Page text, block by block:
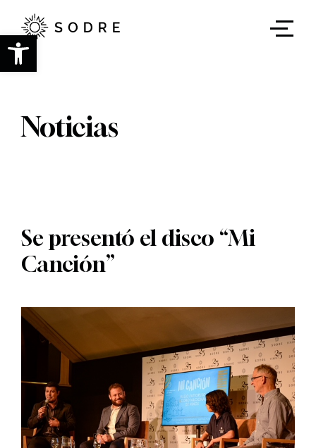
Abrir barra de herramientas
contenido
principal
Noticias
Se presentó el disco “Mi
Canción”